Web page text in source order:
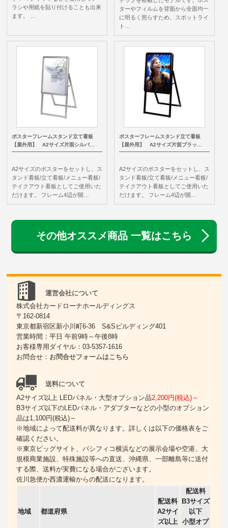
ラシや用紙を貼り付けることも出来
ます。 …
ターやフィルムを背面から全面均一
に明るく照らすため、スポットライ
ト…
ポスターフレームスタンド立て看板
【屋外用】 A2サイズ片面シルバ…
A2サイズのポスターをセットし、ス
タンド看板/立て看板/メニュー看板/
テイクアウト看板としてご使用いた
だけます。 フレーム4辺が開…
ポスターフレームスタンド立て看板
【屋外用】 A2サイズ片面ブラッ…
A2サイズのポスターをセットし、ス
タンド看板/立て看板/メニュー看板/
テイクアウト看板としてご使用いた
だけます。 フレーム4辺が開…
その他オススメ商品 一覧はこちら
運営会社について
株式会社カードローナホールディングス
〒162-0814
東京都新宿区新小川町6-36 S&Sビルディング401
営業時間：平日 午前9時～午後8時
お客様専用ダイヤル：03-5357-1616
お問合せ： お問合せフォームはこちら
送料について
A2サイズ以上 LEDパネル・大型オプション品2,200円(税込)～
B3サイズ以下のLEDパネル・アダプターなどの小型のオプション
品は1,100円(税込)～
※地域によって配送料が異なります。詳しくは以下の価格表をご
確認ください。
※東京ビッグサイト、パシフィコ横浜などの展示会場や空港、大
規模商業施設、特殊施設等への直送、沖縄県、一部離島等に送付
する際、送料が実費になる場合がございます。
佐川急便か西濃運輸からの配送になります。
地域 都道府県
配送料
A2サイ
ズ以上
配送料
B3サイズ
以下
小型オプ